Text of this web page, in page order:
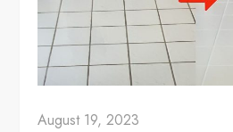
August 19, 2023